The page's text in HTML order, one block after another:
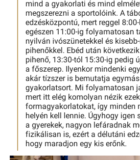
mind a gyakorlati és mind
megszerezni a sportolóink. A
edzésközpontú, mert reggel
egészen 11:00-ig folyamatosan
nyilván ivószünetekkel és
pihenőkkel. Ebéd után
pihenő, 13:30-tól 15:30-ig pedig
a főszerep. Ilyenkor mindenki
akár tízszer is bemutatja
gyakorlatsort. Mi folyamatosan
mert itt elég komolyan nézik
formagyakorlatokat, így minden
helyén kell lennie. Úgyhogy igen
a gyerekek, nagyon lefáradnak
fizikálisan is, ezért a délutáni
hogy maradjon egy kis erőnk.